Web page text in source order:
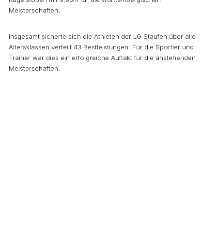
Meisterschaften.
Insgesamt sicherte sich die Athleten der LG Staufen über alle
Altersklassen verteilt 43 Bestleistungen. Für die Sportler und
Trainer war dies ein erfolgreiche Auftakt für die anstehenden
Meisterschaften.